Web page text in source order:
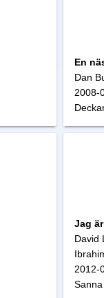
En
Dan
2008-
Jag
David
2012-